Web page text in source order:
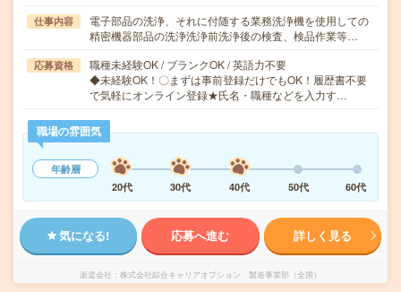
仕事内容
電子部品の洗浄、それに付随する業務洗浄機を使用しての
精密機器部品の洗浄洗浄前洗浄後の検査、検品作業等…
応募資格
職種未経験OK / ブランクOK / 英語力不要
◆未経験OK！〇まずは事前登録だけでもOK！履歴書不要
で気軽にオンライン登録★氏名・職種などを入力す…
職場の雰囲気
年齢層
20代
30代 40代 50代 60代
気になる! 応募へ進む 詳しく見る
派遣会社 株式会社綜合キャリアオプション 製造事業部（全国）